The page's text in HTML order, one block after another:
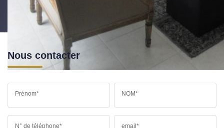
Nous contacter
Prénom* NOM*
N° de téléphone* email*